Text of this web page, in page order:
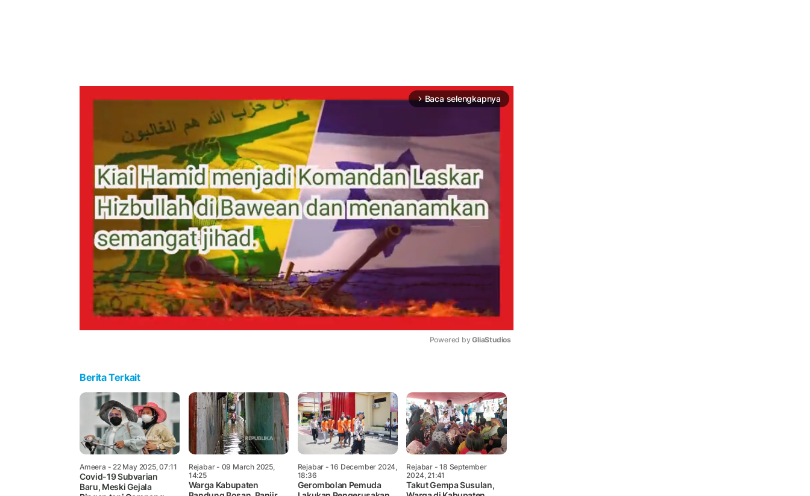
arrow_forward_ios Baca selengkapnya
Powered by GliaStudios
Berita Terkait
Ameera - 22 May 2025, 07:11
Covid-19 Subvarian
Baru, Meski Gejala
Rejabar- 09 March 2025,
14:25
Warga Kabupaten
Rejabar - 16 December 2024,
18:36
Gerombolan Pemuda
Rejabar- 18 September
2024, 21:41
Takut Gempa Susulan,